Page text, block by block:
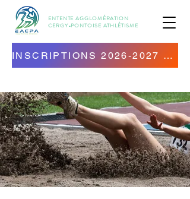
ENTENTE AGGLOMÉRATION
CERGY-PONTOISE ATHLÉTISME
INSCRIPTIONS 2026-2027 OUVERTES ! CLIQUEZ ICI !